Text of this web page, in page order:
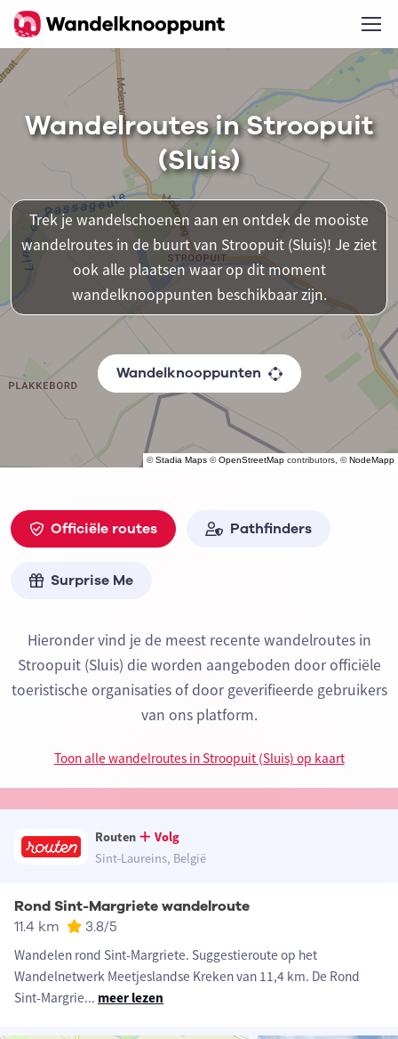
©Stadia Maps ©OpenStreetMap contributors, ©NodeMapp
Wandelroutes in Stroopuit
(Sluis)
Trek je wandelschoenen aan en ontdek de mooiste
wandelroutes in de buurt van Stroopuit (Sluis)! Je ziet
ook alle plaatsen waar op dit moment
wandelknooppunten beschikbaar zijn.
Wandelknooppunten
Officiële routes Pathfinders
Surprise Me
Hieronder vind je de meest recente wandelroutes in
Stroopuit (Sluis) die worden aangeboden door officiële
toeristische organisaties of door geverifieerde gebruikers
van ons platform.
Toon alle wandelroutes in Stroopuit (Sluis) op kaart
Routen
Volg
Sint-Laureins, België
Rond Sint-Margriete wandelroute
11.4 km 3.8/5
Wandelen rond Sint-Margriete. Suggestieroute op het
Wandelnetwerk Meetjeslandse Kreken van 11,4 km. De Rond
Sint-Margrie... meer lezen